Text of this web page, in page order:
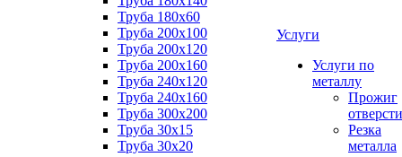
Труба 180x60
Труба 200x100
Труба 200x120
Труба 200x160
Труба 240x120
Труба 240x160
Труба 300x200
Труба 30x15
Труба 30x20
Услуги
Услуги по
металлу
Прожиг
Резка
металла